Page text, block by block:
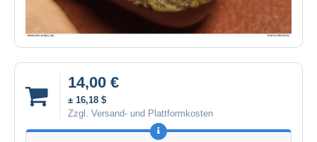
14,00 €
± 16,18 $
Zzgl. Versand- und Plattformkosten